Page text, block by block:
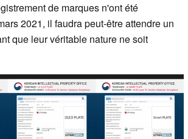
de marques n'ont été
2021, il faudra peut-être attendre un
que leur véritable nature ne soit